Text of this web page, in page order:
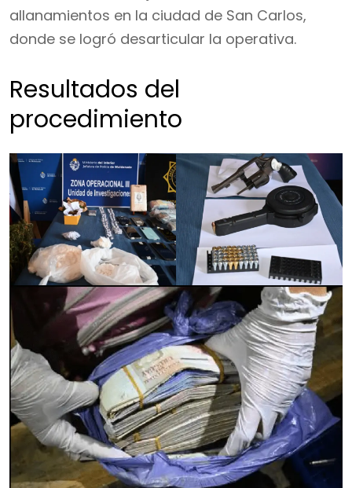
allanamientos en la ciudad de San Carlos,
donde se logró desarticular la operativa.
Resultados del
procedimiento